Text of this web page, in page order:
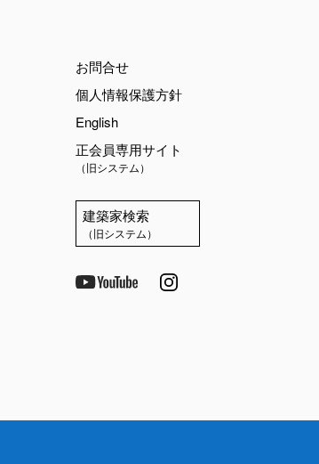
お問合せ
個人情報保護方針
English
正会員専用サイト
（旧システム）
建築家検索
（旧システム）